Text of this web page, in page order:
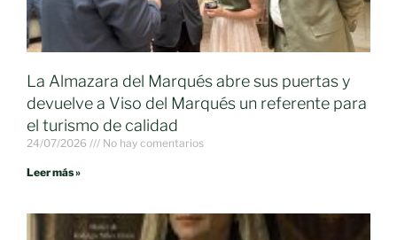
La Almazara del Marqués abre sus puertas y
devuelve a Viso del Marqués un referente para
el turismo de calidad
24/07/2026 No hay comentarios
Leer más »